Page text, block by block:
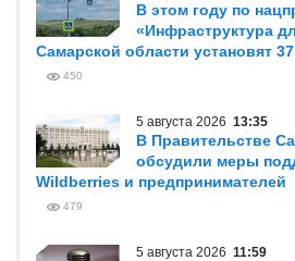
В этом году по
«Инфраструктура
Самарской области установят
450
5 августа 2026 13:35
В Правительстве
обсудили меры
Wildberries и предпринимателей
479
5 августа 2026 11:59